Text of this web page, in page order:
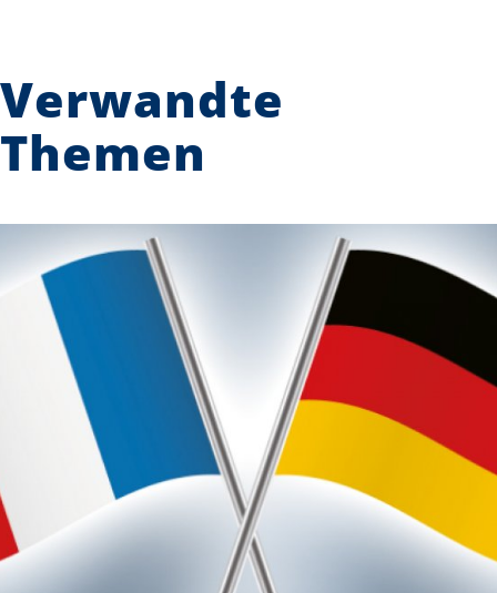
Verwandte
Themen